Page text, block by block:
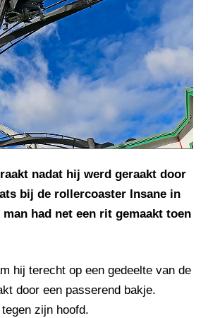
nadat hij werd geraakt door
bij de rollercoaster Insane in
had net een rit gemaakt toen
hij terecht op een gedeelte van de
door een passerend bakje.
zijn hoofd.